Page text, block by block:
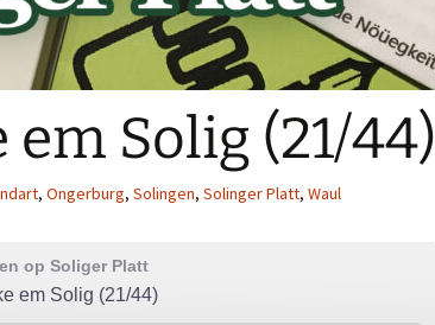
em Solig (21/44)
, Ongerburg, Solingen, Solinger Platt, Waul
op Soliger Platt
em Solig (21/44)